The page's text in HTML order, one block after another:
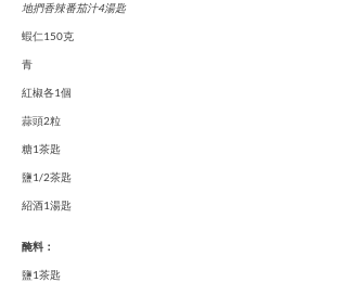
地捫香辣番茄汁4湯匙
蝦仁150克
青
紅椒各1個
蒜頭2粒
糖1茶匙
鹽1/2茶匙
紹酒1湯匙
醃料：
鹽1茶匙